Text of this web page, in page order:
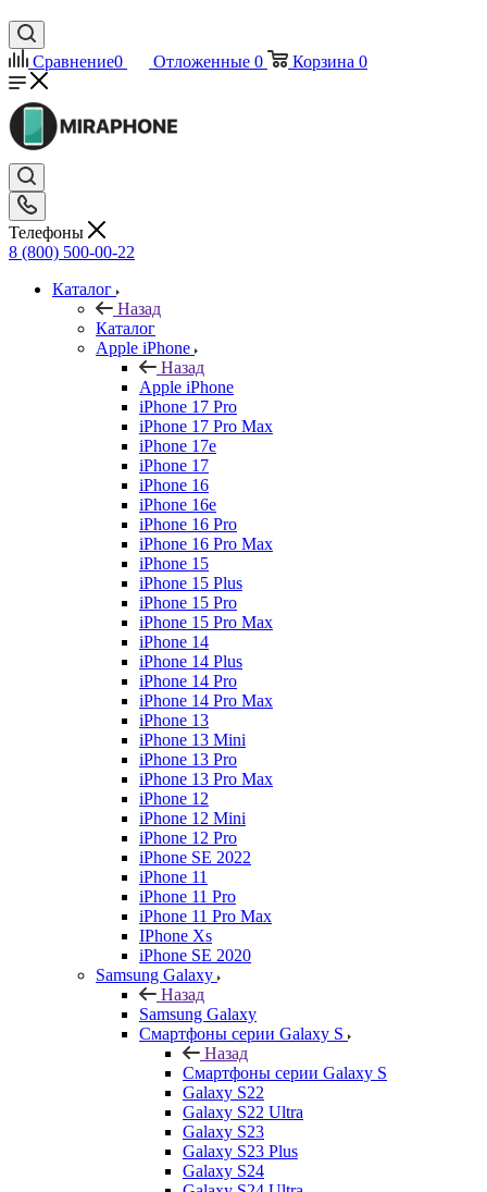
Сравнение0 Отложенные 0 Корзина 0
Телефоны
8 (800) 500-00-22
Каталог
Назад
Каталог
Apple iPhone
Назад
Apple iPhone
iPhone 17 Pro
iPhone 17 Pro Max
iPhone 17e
iPhone 17
iPhone 16
iPhone 16e
iPhone 16 Pro
iPhone 16 Pro Max
iPhone 15
iPhone 15 Plus
iPhone 15 Pro
iPhone 15 Pro Max
iPhone 14
iPhone 14 Plus
iPhone 14 Pro
iPhone 14 Pro Max
iPhone 13
iPhone 13 Mini
iPhone 13 Pro
iPhone 13 Pro Max
iPhone 12
iPhone 12 Mini
iPhone 12 Pro
iPhone SE 2022
iPhone 11
iPhone 11 Pro
iPhone 11 Pro Max
IPhone Xs
iPhone SE 2020
Samsung Galaxy
Назад
Samsung Galaxy
Смартфоны серии Galaxy S
Назад
Смартфоны серии Galaxy S
Galaxy S22
Galaxy S22 Ultra
Galaxy S23
Galaxy S23 Plus
Galaxy S24